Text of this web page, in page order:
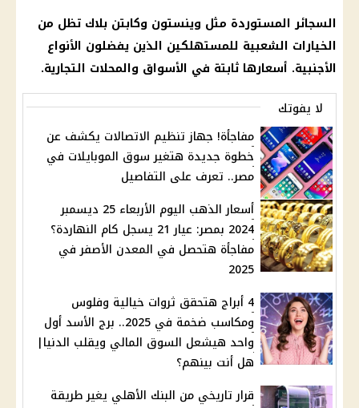
السجائرالمستوردة مثل وينستون وكابتن بلاك تظل من
الخيارات الشعبية للمستهلكين الذين يفضلون الأنواع
الأجنبية. أسعارها ثابتة في الأسواق والمحلات التجارية.
لا يفوتك
مفاجأة! جهاز تنظيم الاتصالات يكشف عن
خطوة جديدة هتغير سوق الموبايلات في
مصر.. تعرف على التفاصيل
أسعار الذهب اليوم الأربعاء 25 ديسمبر
2024 بمصر: عيار 21 يسجل كام النهاردة؟
مفاجأة هتحصل في المعدن الأصفر في
2025
4 أبراج هتحقق ثروات خيالية وفلوس
ومكاسب ضخمة في 2025.. برج الأسد أول
واحد هيشعل السوق المالي ويقلب الدنيا|
هل أنت بينهم؟
قرار تاريخي من البنك الأهلي يغير طريقة